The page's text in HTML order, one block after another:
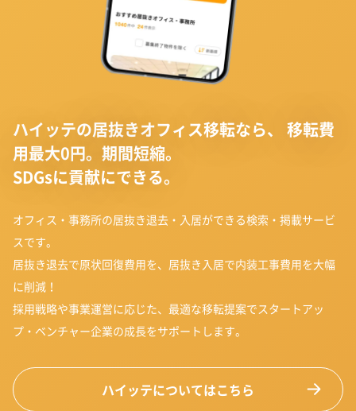
ハイッテの居抜きオフィス移転なら、
移転費
用最大0円。期間短縮。
SDGsに貢献にできる。
オフィス・事務所の居抜き退去・入居ができる検索・掲載サービ
スです。
居抜き退去で原状回復費用を、居抜き入居で内装工事費用を大幅
に削減！
採用戦略や事業運営に応じた、最適な移転提案でスタートアッ
プ・ベンチャー企業の成長をサポートします。
ハイッテについてはこちら